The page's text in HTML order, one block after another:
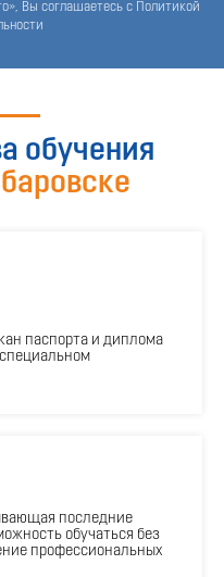
Вы соглашаетесь с Политикой
обучения
паспорта и диплома
последние
обучаться без
профессиональных